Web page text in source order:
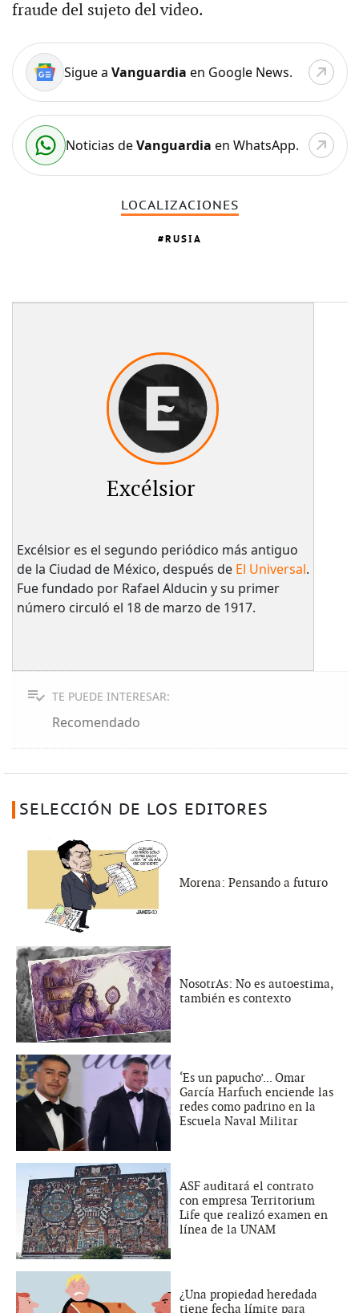
fraude del sujeto del video.
Sigue a Vanguardia en Google News.
Noticias deVanguardia en WhatsApp.
LOCALIZACIONES
RUSIA
Excélsior
Excélsior es el segundo periódico más antiguo
de la Ciudad de México, después de El Universal.
Fue fundado por Rafael Alducin y su primer
número circuló el 18 de marzo de 1917.
TE PUEDE INTERESAR:
Recomendado
SELECCIÓN DE LOS EDITORES
Morena: Pensando a futuro
NosotrAs: No es autoestima,
también es contexto
‘Es un papucho’... Omar
García Harfuch enciende las
redes como padrino en la
Escuela Naval Militar
ASF auditará el contrato
con empresa Territorium
Life que realizó examen en
línea de la UNAM
¿Una propiedad heredada
tiene fecha límite para